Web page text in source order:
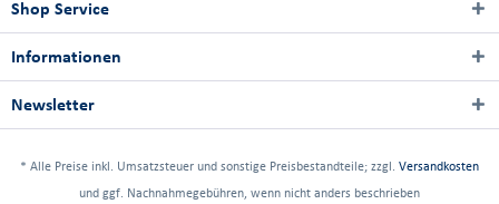
Shop Service
Informationen
Newsletter
* Alle Preise inkl. Umsatzsteuer und sonstige Preisbestandteile; zzgl. Versandkosten
und ggf. Nachnahmegebühren, wenn nicht anders beschrieben